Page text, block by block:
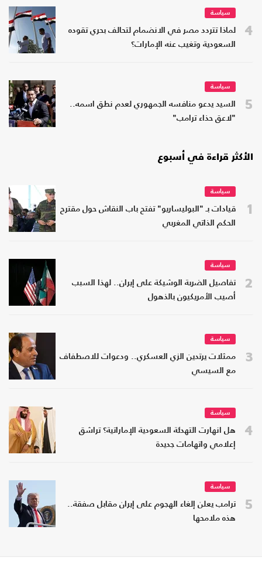
4
سياسة
لماذا تتردد مصر في الانضمام لتحالف بحري تقوده
السعودية وتغيب عنه الإمارات؟
5
سياسة
السيد يدعو منافسه الجمهوري لعدم نطق اسمه..
"لاعق حذاء ترامب"
الأكثر قراءة في أسبوع
1
سياسة
قيادات بـ "البوليساريو" تفتح باب النقاش حول مقترح
الحكم الذاتي المغربي
2
سياسة
تفاصيل الضربة الوشيكة على إيران.. لهذا السبب
أصيب الأمريكيون بالذهول
3
سياسة
ممثلات يرتدين الزي العسكري.. ودعوات للاصطفاف
مع السيسي
4
سياسة
هل انهارت التهدئة السعودية الإماراتية؟ تراشق
إعلامي واتهامات جديدة
5
سياسة
ترامب يعلن إلغاء الهجوم على إيران مقابل صفقة..
هذه ملامحها